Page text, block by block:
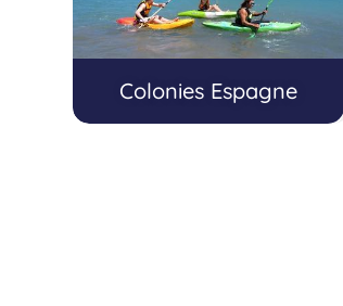
Colonies Espagne